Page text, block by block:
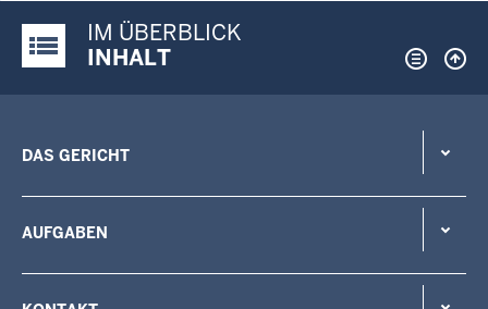
Justiz-Portal im Überblick:
IM ÜBERBLICK
INHALT
DAS GERICHT
AUFGABEN